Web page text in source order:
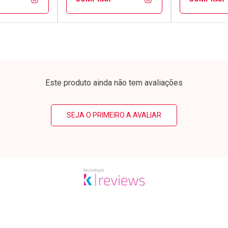
Este produto ainda não tem avaliações
SEJA O PRIMEIRO A AVALIAR